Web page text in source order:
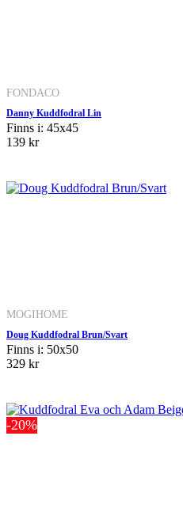
FONDACO
Danny Kuddfodral Lin
Finns i: 45x45
139 kr
MOGIHOME
Doug Kuddfodral Brun/Svart
Finns i: 50x50
329 kr
-20%